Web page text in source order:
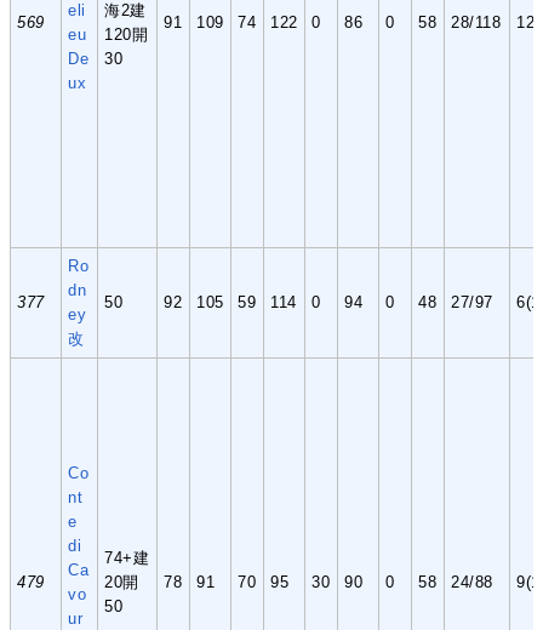
569
eli
eu
De
ux
海2建
120開
30
91 109 74 122 0 86 0 58 28/118 12
377
Ro
dn
ey
改
50 92 105 59 114 0 94 0 48 27/97
479
Co
nt
e
di
Ca
vo
ur
74+建
20開
50
78 91 70 95 30 90 0 58 24/88